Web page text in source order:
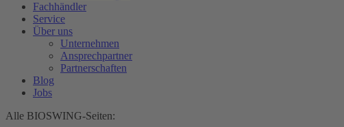
Fachhändler
Service
Über uns
Unternehmen
Ansprechpartner
Partnerschaften
Blog
Jobs
Alle BIOSWING-Seiten: